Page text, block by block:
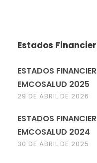
Estados
ESTADOS
EMCOSALUD 2025
29 DE ABRIL DE 2026
ESTADOS
EMCOSALUD 2024
30 DE ABRIL DE 2025